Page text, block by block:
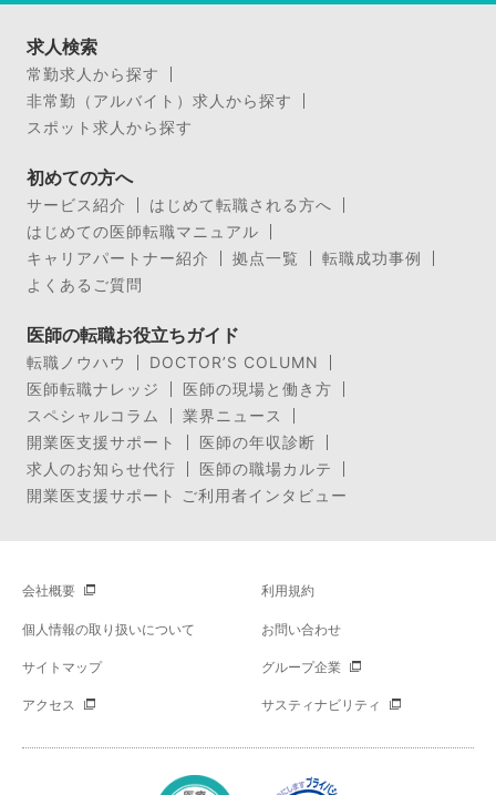
求人検索
常勤求人から探す
非常勤（アルバイト）求人から探す
スポット求人から探す
初めての方へ
サービス紹介
はじめて転職される方へ
はじめての医師転職マニュアル
キャリアパートナー紹介
拠点一覧
転職成功事例
よくあるご質問
医師の転職お役立ちガイド
転職ノウハウ
DOCTOR’S COLUMN
医師転職ナレッジ
医師の現場と働き方
スペシャルコラム
業界ニュース
開業医支援サポート
医師の年収診断
求人のお知らせ代行
医師の職場カルテ
開業医支援サポート ご利用者インタビュー
会社概要 利用規約
個人情報の取り扱いについて お問い合わせ
サイトマップ グループ企業
アクセス サスティナビリティ